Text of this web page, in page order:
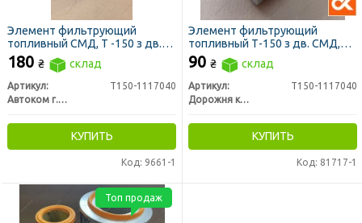
Элемент фильтрующий
топливный СМД, Т -150 з дв.
СМД, ДОН 1500, НИВА СК 5
сквозной (ЛААЗ)
180 ₴ склад
Артикул:
Т150-1117040
Автоком г. Ливны
КУПИТЬ
Код: 9661-1
Элемент фильтрующий
топливный Т-150 з дв. СМД,
ДОН 1500, НИВА СК 5 метал.
сквозной 12х9 см (ДК)
90 ₴ склад
Артикул:
Т150-1117040
Дорожня карта
КУПИТЬ
Код: 81717-1
Топ продаж